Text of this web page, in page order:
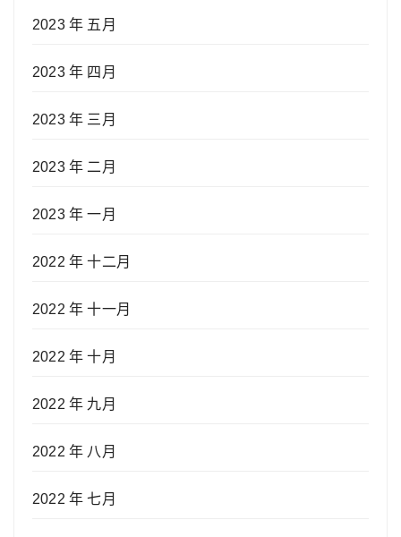
2023 年 五月
2023 年 四月
2023 年 三月
2023 年 二月
2023 年 一月
2022 年 十二月
2022 年 十一月
2022 年 十月
2022 年 九月
2022 年 八月
2022 年 七月